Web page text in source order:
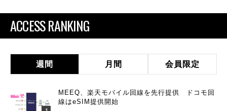
ACCESS RANKING
週間 月間 会員限定
MEEQ、楽天モバイル回線を先行提供 ドコモ回
線はeSIM提供開始